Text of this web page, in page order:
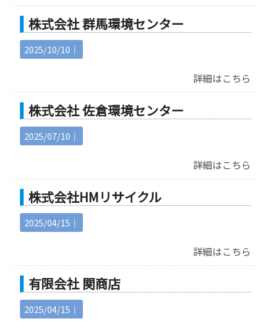
株式会社 群馬環境センター
2025/10/10｜
詳細はこちら
株式会社 佐倉環境センター
2025/07/10｜
詳細はこちら
株式会社HMリサイクル
2025/04/15｜
詳細はこちら
有限会社 関商店
2025/04/15｜